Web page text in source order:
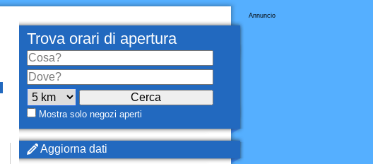
Annuncio
Trova orari di apertura
Mostra solo negozi aperti
Aggiorna dati